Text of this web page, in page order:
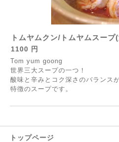
トムヤムクン/トムヤムスー
1100 円
Tom yum goong
世界三大スープの一つ！
酸味と辛みとコク深さのバランス
特徴のスープです。
トップページ